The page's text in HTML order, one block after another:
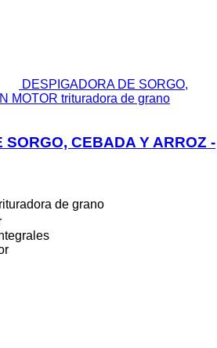
DESPIGADORA DE SORGO,
MOTOR trituradora de grano
SORGO, CEBADA Y ARROZ -
de grano